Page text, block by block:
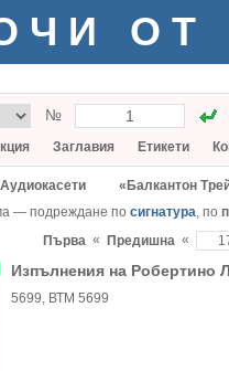
ОТ
№
Заглавия Етикети
Аудиокасети
«Балкантон
— подреждане по сигнатура, по
Първа « Предишна «
Изпълнения на Робертино
5699, ВТМ 5699